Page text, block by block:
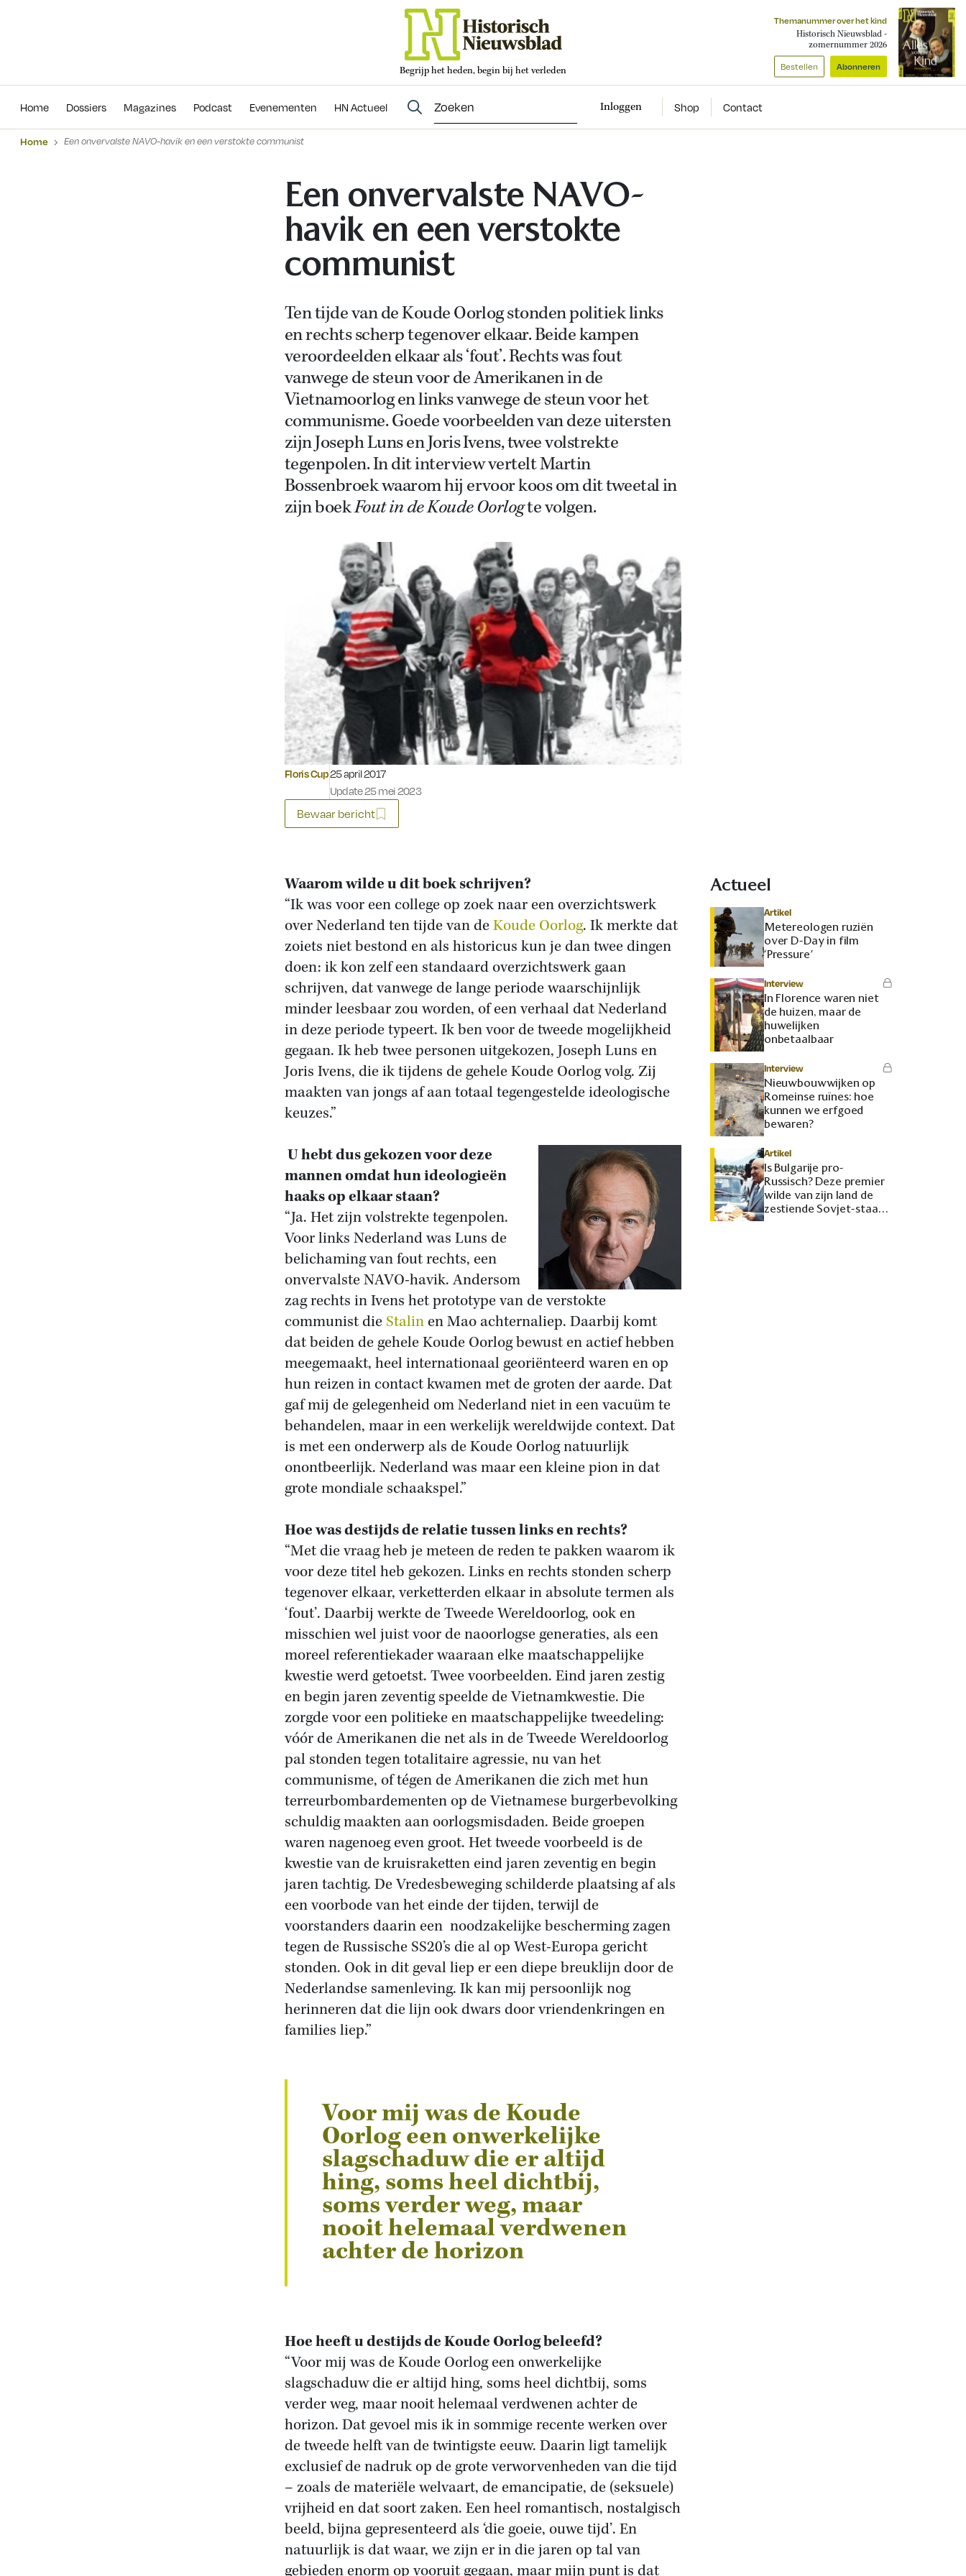
Begrijp het heden, begin bij het verleden
Themanummer over het kind
Historisch Nieuwsblad -
zomernummer 2026
Bestellen Abonneren
Home Dossiers Magazines Podcast Evenementen HN Actueel Inloggen Shop Contact
Evenementen
Home Een onvervalste NAVO-havik en een verstokte communist
Een onvervalste NAVO-
havik en een verstokte
communist
Ten tijde van de Koude Oorlog stonden politiek links
en rechts scherp tegenover elkaar. Beide kampen
veroordeelden elkaar als ‘fout’. Rechts was fout
vanwege de steun voor de Amerikanen in de
Vietnamoorlog en links vanwege de steun voor het
communisme. Goede voorbeelden van deze uitersten
zijn Joseph Luns en Joris Ivens, twee volstrekte
tegenpolen. In dit interview vertelt Martin
Bossenbroek waarom hij ervoor koos om dit tweetal in
zijn boekFout in de Koude Oorlogte volgen.
Floris CupGepubliceerd op:
25 april 2017
Update 25 mei 2023
Bewaar bericht
Waarom wilde u dit boek schrijven?
“Ik was voor een college op zoek naar een overzichtswerk
over Nederland ten tijde van deKoude Oorlog. Ik merkte dat
zoiets niet bestond en als historicus kun je dan twee dingen
doen: ik kon zelf een standaard overzichtswerk gaan
schrijven, dat vanwege de lange periode waarschijnlijk
minder leesbaar zou worden, of een verhaal dat Nederland
in deze periode typeert. Ik ben voor de tweede mogelijkheid
gegaan. Ik heb twee personen uitgekozen, Joseph Luns en
Joris Ivens, die ik tijdens de gehele Koude Oorlog volg. Zij
maakten van jongs af aan totaal tegengestelde ideologische
keuzes.”
U hebt dus gekozen voor deze
mannen omdat hun ideologieën
haaks op elkaar staan?
“Ja. Het zijn volstrekte tegenpolen.
Voor links Nederland was Luns de
belichaming van fout rechts, een
onvervalste NAVO-havik. Andersom
zag rechts in Ivens het prototype van de verstokte
communist die Stalinen Mao achternaliep. Daarbij komt
dat beiden de gehele Koude Oorlog bewust en actief hebben
meegemaakt, heel internationaal georiënteerd waren en op
hun reizen in contact kwamen met de groten der aarde. Dat
gaf mij de gelegenheid om Nederland niet in een vacuüm te
behandelen, maar in een werkelijk wereldwijde context. Dat
is met een onderwerp als de Koude Oorlog natuurlijk
onontbeerlijk. Nederland was maar een kleine pion in dat
grote mondiale schaakspel.”
Hoe was destijds de relatie tussen links en rechts?
“Met die vraag heb je meteen de reden te pakken waarom ik
voor deze titel heb gekozen. Links en rechts stonden scherp
tegenover elkaar, verketterden elkaar in absolute termen als
‘fout’. Daarbij werkte de Tweede Wereldoorlog, ook en
misschien wel juist voor de naoorlogse generaties, als een
moreel referentiekader waaraan elke maatschappelijke
kwestie werd getoetst. Twee voorbeelden. Eind jaren zestig
en begin jaren zeventig speelde de Vietnamkwestie. Die
zorgde voor een politieke en maatschappelijke tweedeling:
vóór de Amerikanen die net als in de Tweede Wereldoorlog
pal stonden tegen totalitaire agressie, nu van het
communisme, of tégen de Amerikanen die zich met hun
terreurbombardementen op de Vietnamese burgerbevolking
schuldig maakten aan oorlogsmisdaden. Beide groepen
waren nagenoeg even groot. Het tweede voorbeeld is de
kwestie van de kruisraketten eind jaren zeventig en begin
jaren tachtig. De Vredesbeweging schilderde plaatsing af als
een voorbode van het einde der tijden, terwijl de
voorstanders daarin een noodzakelijke bescherming zagen
tegen de Russische SS20’s die al op West-Europa gericht
stonden. Ook in dit geval liep er een diepe breuklijn door de
Nederlandse samenleving. Ik kan mij persoonlijk nog
herinneren dat die lijn ook dwars door vriendenkringen en
families liep.”
Voor mij was de Koude
Oorlog een onwerkelijke
slagschaduw die er altijd
hing, soms heel dichtbij,
soms verder weg, maar
nooit helemaal verdwenen
achter de horizon
Hoe heeft u destijds de Koude Oorlog beleefd?
“Voor mij was de Koude Oorlog een onwerkelijke
slagschaduw die er altijd hing, soms heel dichtbij, soms
verder weg, maar nooit helemaal verdwenen achter de
horizon. Dat gevoel mis ik in sommige recente werken over
de tweede helft van de twintigste eeuw. Daarin ligt tamelijk
exclusief de nadruk op de grote verworvenheden van die tijd
– zoals de materiële welvaart, de emancipatie, de (seksuele)
vrijheid en dat soort zaken. Een heel romantisch, nostalgisch
beeld, bijna gepresenteerd als ‘die goeie, ouwe tijd’. En
natuurlijk is dat waar, we zijn er in die jaren op tal van
gebieden enorm op vooruit gegaan, maar mijn punt is dat
Actueel
Artikel
Metereologen ruziën
over D-Day in film
‘Pressure’
Interview
In Florence waren niet
de huizen, maar de
huwelijken
onbetaalbaar
Interview
Nieuwbouwwijken op
Romeinse ruïnes: hoe
kunnen we erfgoed
bewaren?
Artikel
Is Bulgarije pro-
Russisch? Deze premier
wilde van zijn land de
zestiende Sovjet-staat
maken